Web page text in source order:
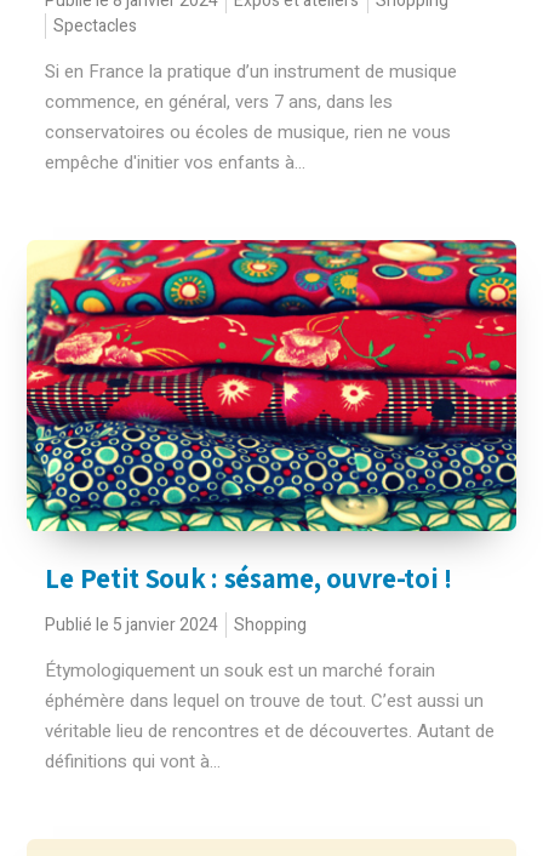
Spectacles
Si en France la pratique d’un instrument de musique
commence, en général, vers 7 ans, dans les
conservatoires ou écoles de musique, rien ne vous
empêche d'initier vos enfants à...
Le Petit Souk : sésame, ouvre-toi !
Publié le 5 janvier 2024 Shopping
Étymologiquement un souk est un marché forain
éphémère dans lequel on trouve de tout. C’est aussi un
véritable lieu de rencontres et de découvertes. Autant de
définitions qui vont à...